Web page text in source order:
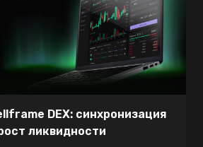
DEX: синхронизация
ликвидности